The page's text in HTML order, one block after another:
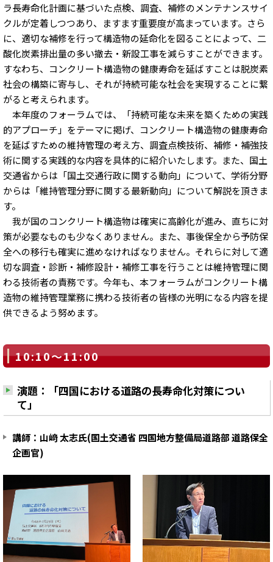
ラ長寿命化計画に基づいた点検、調査、補修のメンテナンスサイ
クルが定着しつつあり、ますます重要度が高まっています。さら
に、適切な補修を行って構造物の延命化を図ることによって、二
酸化炭素排出量の多い撤去・新設工事を減らすことができます。
すなわち、コンクリート構造物の健康寿命を延ばすことは脱炭素
社会の構築に寄与し、それが持続可能な社会を実現することに繋
がると考えられます。
本年度のフォーラムでは、「持続可能な未来を築くための実践
的アプローチ」をテーマに掲げ、コンクリート構造物の健康寿命
を延ばすための維持管理の考え方、調査点検技術、補修・補強技
術に関する実践的な内容を具体的に紹介いたします。また、国土
交通省からは「国土交通行政に関する動向」について、学術分野
からは「維持管理分野に関する最新動向」について解説を頂きま
す。
我が国のコンクリート構造物は確実に高齢化が進み、直ちに対
策が必要なものも少なくありません。また、事後保全から予防保
全への移行も確実に進めなければなりません。それらに対して適
切な調査・診断・補修設計・補修工事を行うことは維持管理に関
わる技術者の責務です。今年も、本フォーラムがコンクリート構
造物の維持管理業務に携わる技術者の皆様の光明になる内容を提
供できるよう努めます。
10:10～11:00
演題：「四国における道路の⾧寿命化対策につい
て」
講師：山﨑 太志氏(国土交通省 四国地方整備局道路部 道路保全
企画官)